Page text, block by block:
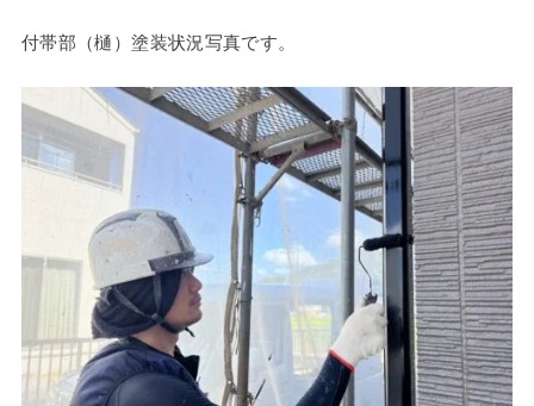
付帯部（樋）塗装状況写真です。